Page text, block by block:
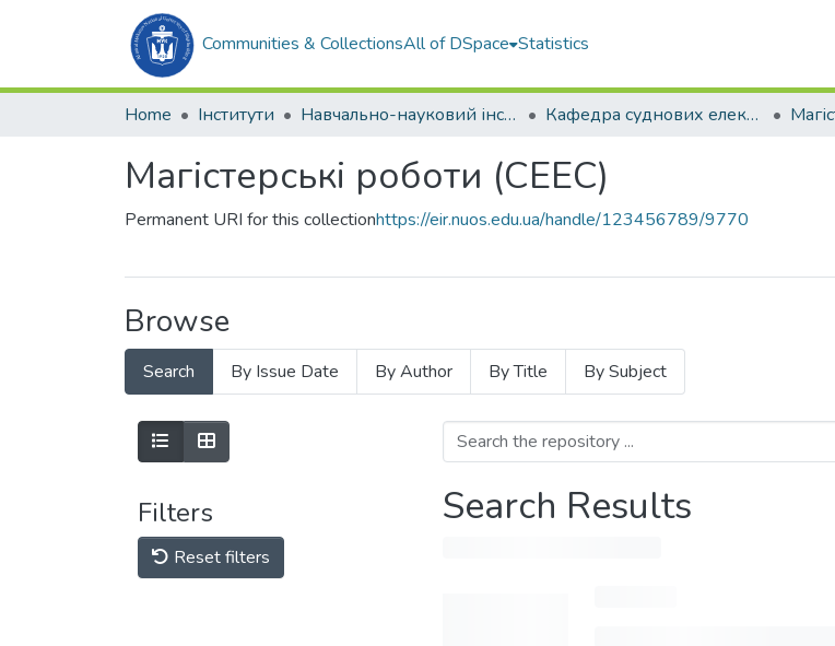
Communities & CollectionsAll of DSpace Statistics
Home Інститути Навчально-науковий інститут автоматики та електротехніки (ННІАЕ) Кафедра суднових електроенергетичних систем (СЕЕС)
Магістерські роботи (СЕЕС)
Permanent URI for this collectionhttps://eir.nuos.edu.ua/handle/123456789/9770
Browse
Search By Issue Date By Author By Title By Subject
Filters
Reset filters
Search Results